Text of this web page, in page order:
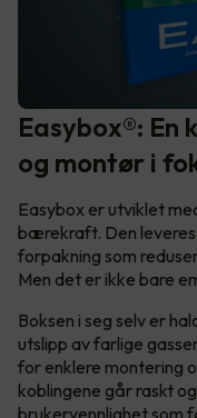
Easybox®: En
og montør i
Easybox er utviklet
bærekraft. Den leveres
forpakning som
Men det er ikke bare
Boksen i seg selv er
utslipp av farlige
for enklere montering
koblingene går raskt